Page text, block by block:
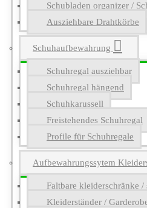
Schubladen organizer /
Ausziehbare Drahtkörbe
Schuhaufbewahrung
Schuhregal ausziehbar
Schuhregal hängend
Schuhkarussell
Freistehendes Schuhregal
Profile für Schuhregale
Aufbewahrungssytem
Faltbare kleiderschränke /
Kleiderständer /